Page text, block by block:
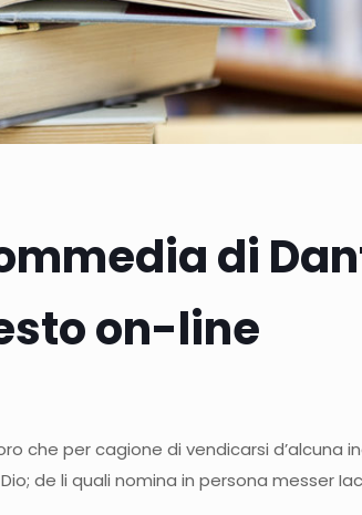
di
on-line
che per cagione di vendicarsi d’alcuna
de li quali nomina in persona messer